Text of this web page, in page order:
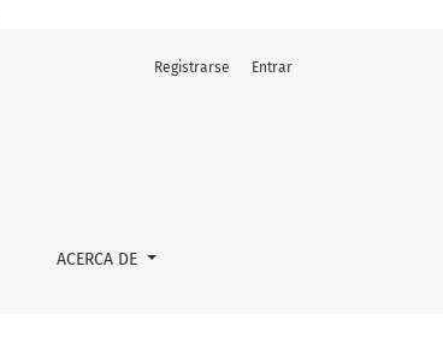
ACERCA DE
Registrarse Entrar